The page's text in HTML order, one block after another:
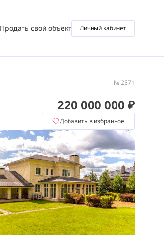
Продать свой объект Личный кабинет
№ 2571
220 000 000 ₽
Добавить в избранное